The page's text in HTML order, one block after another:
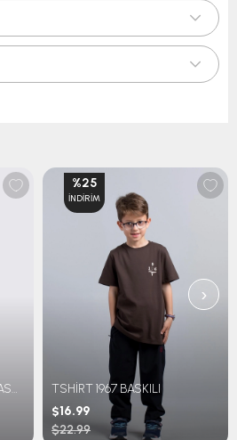
DOKUMA TEK ALT PAÇA LASTİKLİ
TSHİRT 1967 BASKILI
$16.99
$22.99
%25
İNDIRIM
›